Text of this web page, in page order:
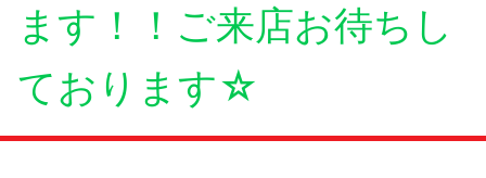
ます！！ご来店お待ちし
ております☆